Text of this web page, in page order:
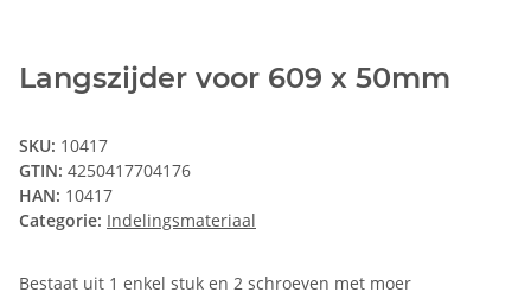
Langszijder voor 609 x 50mm
SKU: 10417
GTIN: 4250417704176
HAN: 10417
Categorie: Indelingsmateriaal
Bestaat uit 1 enkel stuk en 2 schroeven met moer